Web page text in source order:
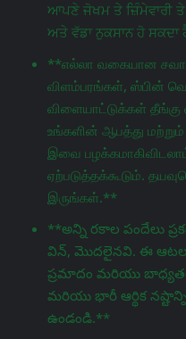
ਆਪਣੇ ਜੋਖਮ ਤੇ ਜ਼ਿੰਮੇਵਾਰੀ
ਅਤੇ ਵੱਡਾ ਨੁਕਸਾਨ ਹੋ ਸਕਦਾ
**எல்லா வகையான
விளம்பரங்கள், ஸ்பின்
விளையாட்டுக்கள் தீங்கு
உங்களின் ஆபத்து
இவை
ஏற்படுத்தக்கூடும்.
இருங்கள்.**
**అన్ని రకాల పందేలు
విన్, మొదలైనవి. ఈ
ప్రమాదం మరియు
మరియు భారీ ఆర్థిక
ఉండండి.**